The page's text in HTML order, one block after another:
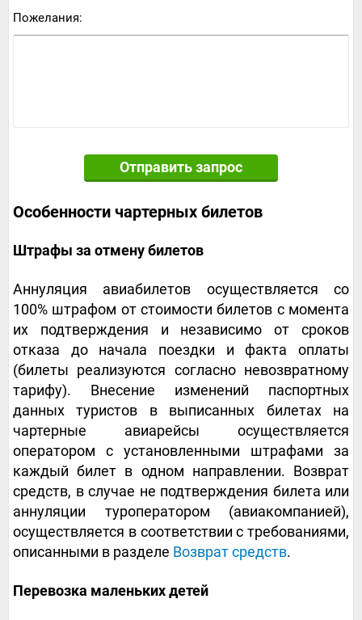
Пожелания:
Отправить запрос
Особенности чартерных билетов
Штрафы за отмену билетов
Аннуляция авиабилетов осуществляется со
100% штрафом от стоимости билетов с момента
их подтверждения и независимо от сроков
отказа до начала поездки и факта оплаты
(билеты реализуются согласно невозвратному
тарифу). Внесение изменений паспортных
данных туристов в выписанных билетах на
чартерные авиарейсы осуществляется
оператором с установленными штрафами за
каждый билет в одном направлении. Возврат
средств, в случае не подтверждения билета или
аннуляции туроператором (авиакомпанией),
осуществляется в соответствии с требованиями,
описанными в разделе Возврат средств.
Перевозка маленьких детей